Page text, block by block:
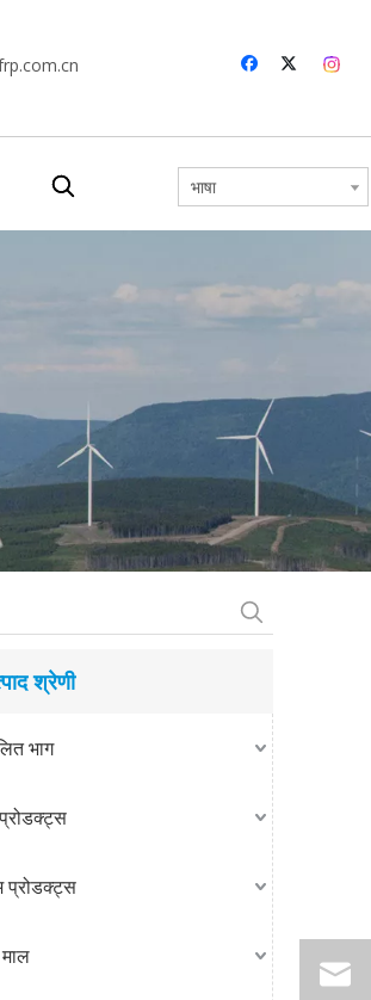
भाषा
श्रेणी
भाग
प्रोडक्ट्स